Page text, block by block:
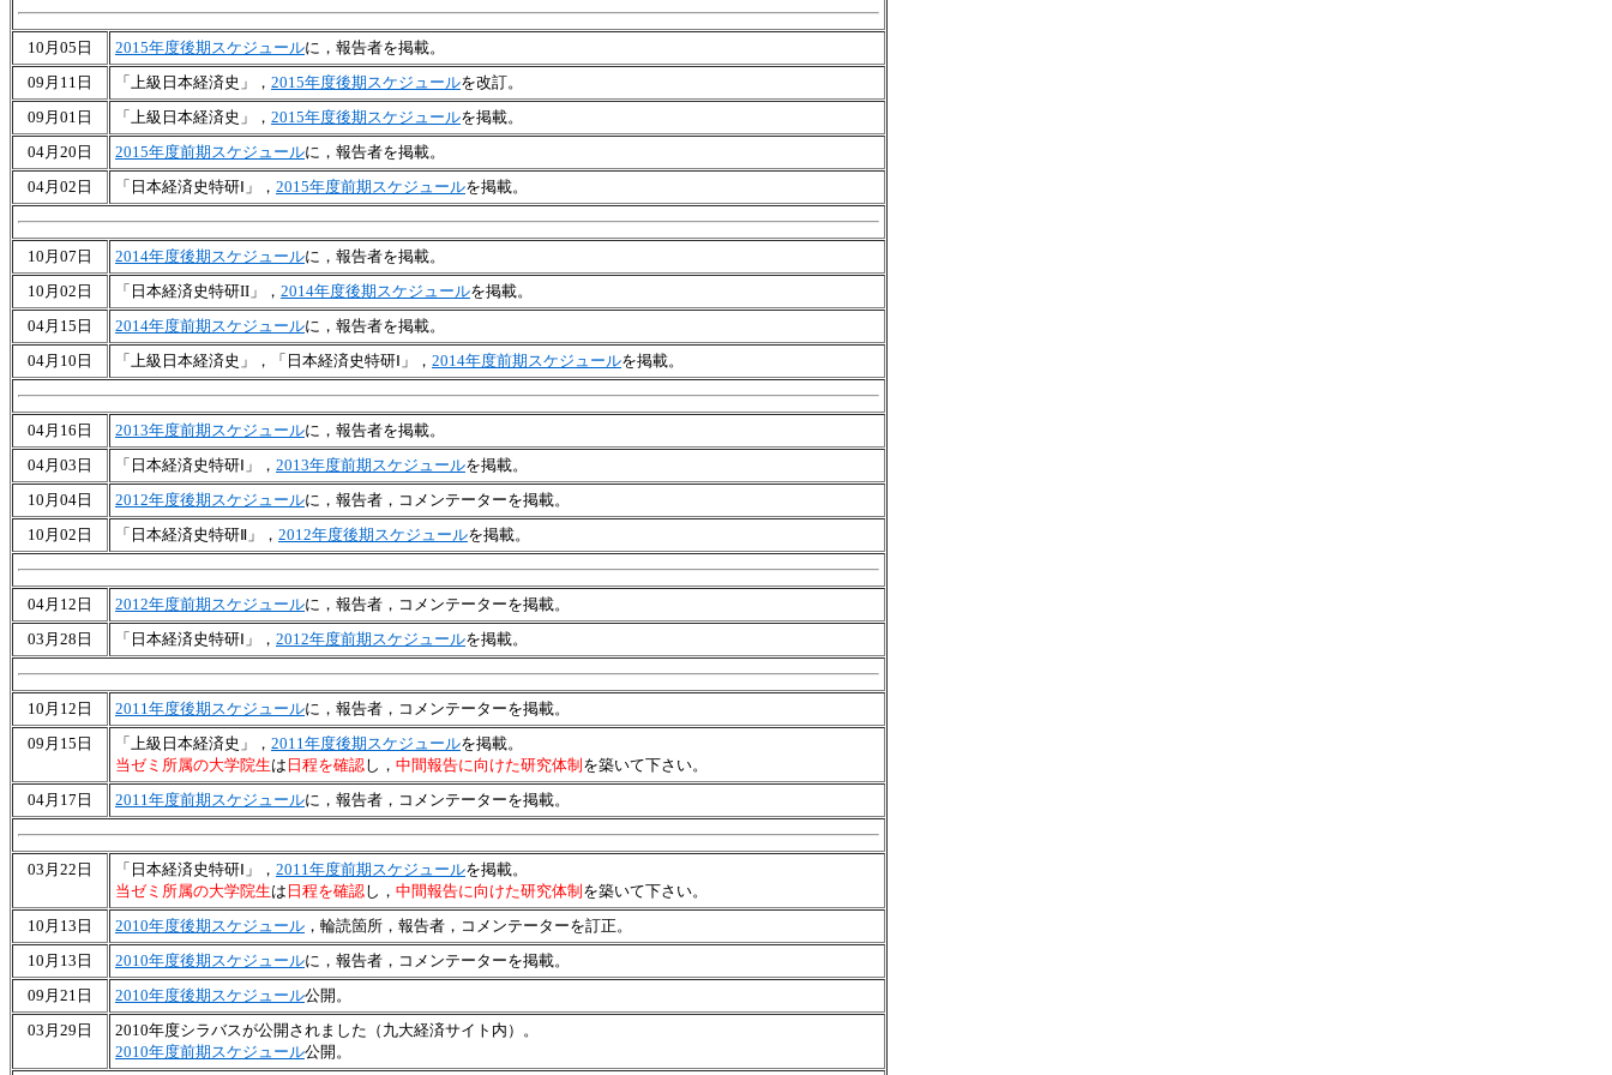
10月05日 2015年度後期スケジュールに，報告者を掲載。
09月11日
「上級日本経済史」， 2015年度後期スケジュールを改訂。
09月01日
「上級日本経済史」， 2015年度後期スケジュールを掲載。
04月20日
2015年度前期スケジュールに，報告者を掲載。
04月02日
「日本経済史特研Ⅰ」， 2015年度前期スケジュールを掲載。
10月07日 2014年度後期スケジュールに，報告者を掲載。
10月02日
「日本経済史特研II」， 2014年度後期スケジュールを掲載。
04月15日
2014年度前期スケジュールに，報告者を掲載。
04月10日
「上級日本経済史」，「日本経済史特研Ⅰ」， 2014年度前期スケジュールを掲載。
04月16日 2013年度前期スケジュールに，報告者を掲載。
04月03日
「日本経済史特研Ⅰ」， 2013年度前期スケジュールを掲載。
10月04日
2012年度後期スケジュールに，報告者，コメンテーターを掲載。
10月02日
「日本経済史特研Ⅱ」， 2012年度後期スケジュールを掲載。
04月12日 2012年度前期スケジュールに，報告者，コメンテーターを掲載。
03月28日
「日本経済史特研Ⅰ」， 2012年度前期スケジュールを掲載。
10月12日 2011年度後期スケジュールに，報告者，コメンテーターを掲載。
09月15日
「上級日本経済史」， 2011年度後期スケジュールを掲載。
当ゼミ所属の大学院生は 日程を確認し， 中間報告に向けた研究体制 を築いて下さい。
04月17日
2011年度前期スケジュールに，報告者，コメンテーターを掲載。
03月22日 「日本経済史特研Ⅰ」， 2011年度前期スケジュールを掲載。
当ゼミ所属の大学院生は 日程を確認し， 中間報告に向けた研究体制 を築いて下さい。
10月13日
2010年度後期スケジュール ，輪読箇所，報告者，コメンテーターを訂正。
10月13日
2010年度後期スケジュールに，報告者，コメンテーターを掲載。
09月21日
2010年度後期スケジュール公開。
03月29日
2010年度シラバスが公開されました（九大経済サイト内）。
2010年度前期スケジュール公開。